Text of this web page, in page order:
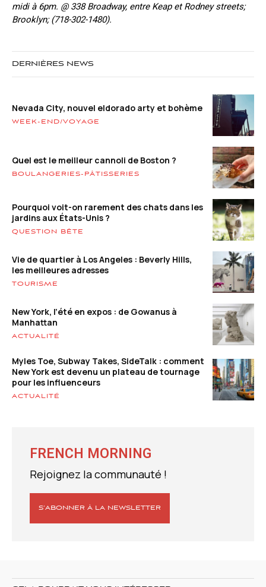
midi à 6pm. @ 338 Broadway, entre Keap et Rodney streets;
Brooklyn; (718-302-1480).
DERNIÈRES NEWS
Nevada City, nouvel eldorado arty et bohème
WEEK-END/VOYAGE
Quel est le meilleur cannoli de Boston ?
BOULANGERIES-PÂTISSERIES
Pourquoi voit-on rarement des chats dans les
jardins aux États-Unis ?
QUESTION BÊTE
Vie de quartier à Los Angeles : Beverly Hills,
les meilleures adresses
TOURISME
New York, l’été en expos : de Gowanus à
Manhattan
ACTUALITÉ
Myles Toe, Subway Takes, SideTalk : comment
New York est devenu un plateau de tournage
pour les influenceurs
ACTUALITÉ
FRENCH MORNING
Rejoignez la communauté !
S’ABONNER À LA NEWSLETTER